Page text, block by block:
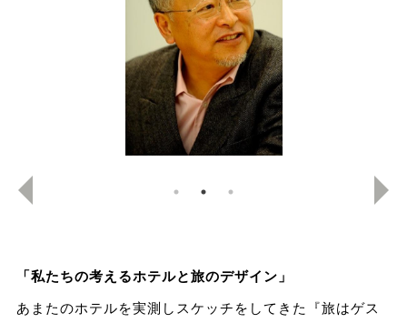
「私たちの考えるホテルと旅のデザイン」
あまたのホテルを実測しスケッチをしてきた『旅はゲス